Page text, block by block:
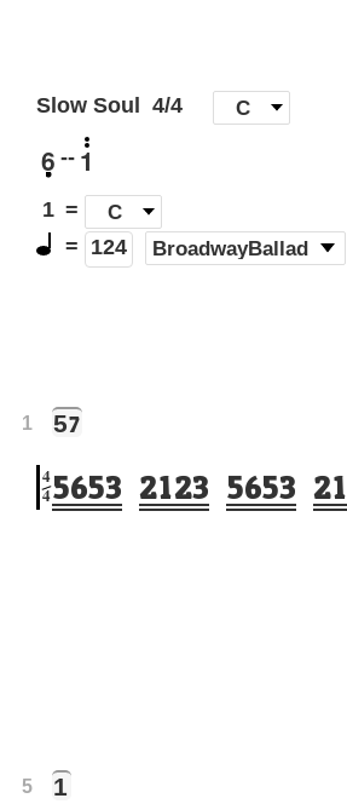
Slow Soul 4/4 C ]
6 -- 1
1 =
C
= 124 (BroadwayBallad)
57
5653 2123 5653 21
4
4
1
1
5